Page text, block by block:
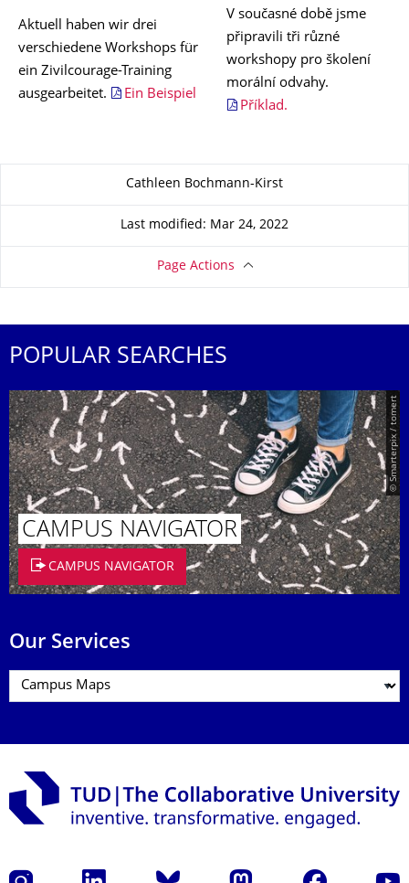
Aktuell haben wir drei
verschiedene Workshops für
ein Zivilcourage-Training
ausgearbeitet.
Ein Beispiel
V současné době jsme
připravili tři různé
workshopy pro školení
morální odvahy.
Příklad.
About this pageCathleen Bochmann-Kirst
Last modified: Mar 24, 2022
Page Actions
POPULAR SEARCHES
© Smarterpix / tomert
CAMPUS NAVIGATOR
CAMPUS NAVIGATOR
Our Services
Instagram LinkedIn Bluesky Mastodon Facebook